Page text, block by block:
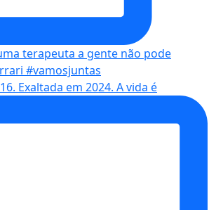
Exaltada em 2024. A vida é